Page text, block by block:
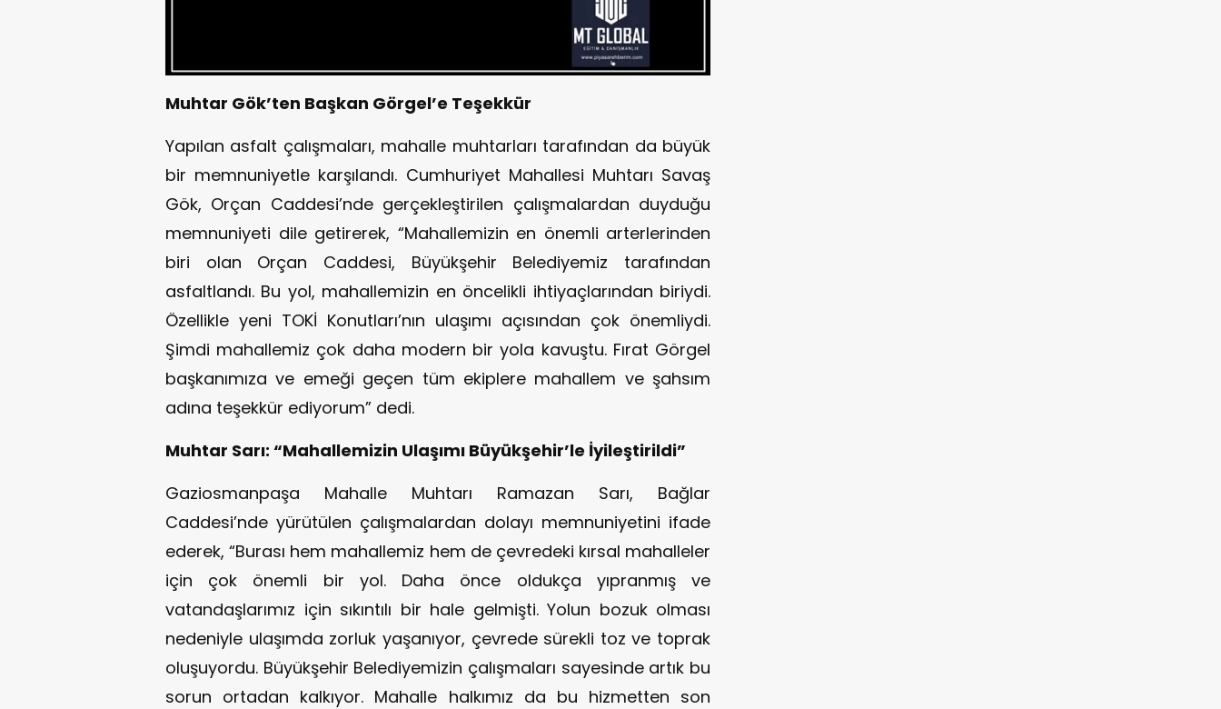
Muhtar Gök’ten Başkan Görgel’e Teşekkür
Yapılan asfalt çalışmaları, mahalle muhtarları tarafından da büyük
bir memnuniyetle karşılandı. Cumhuriyet Mahallesi Muhtarı Savaş
Gök, Orçan Caddesi’nde gerçekleştirilen çalışmalardan duyduğu
memnuniyeti dile getirerek, “Mahallemizin en önemli arterlerinden
biri olan Orçan Caddesi, Büyükşehir Belediyemiz tarafından
asfaltlandı. Bu yol, mahallemizin en öncelikli ihtiyaçlarından biriydi.
Özellikle yeni TOKİ Konutları’nın ulaşımı açısından çok önemliydi.
Şimdi mahallemiz çok daha modern bir yola kavuştu. Fırat Görgel
başkanımıza ve emeği geçen tüm ekiplere mahallem ve şahsım
adına teşekkür ediyorum” dedi.
Muhtar Sarı: “Mahallemizin Ulaşımı Büyükşehir’le İyileştirildi”
Gaziosmanpaşa Mahalle Muhtarı Ramazan Sarı, Bağlar
Caddesi’nde yürütülen çalışmalardan dolayı memnuniyetini ifade
ederek, “Burası hem mahallemiz hem de çevredeki kırsal mahalleler
için çok önemli bir yol. Daha önce oldukça yıpranmış ve
vatandaşlarımız için sıkıntılı bir hale gelmişti. Yolun bozuk olması
nedeniyle ulaşımda zorluk yaşanıyor, çevrede sürekli toz ve toprak
oluşuyordu. Büyükşehir Belediyemizin çalışmaları sayesinde artık bu
sorun ortadan kalkıyor. Mahalle halkımız da bu hizmetten son